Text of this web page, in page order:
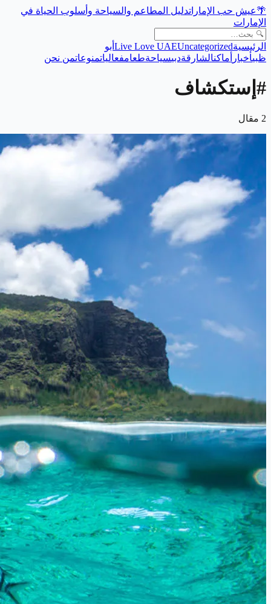
🌴عيش حب الإماراتدليل المطاعم والسياحة وأسلوب الحياة في
الإمارات
الرئيسية Live Love UAEUncategorized
أبو
ظبيأخبار أماكنالشارقةدبيسياحةطعامفعالياتمنوعاتمن نحن
# إستكشاف
2 مقال